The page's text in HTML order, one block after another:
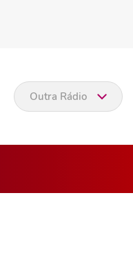
Outra Rádio